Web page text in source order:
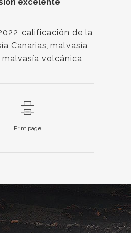
, calificación de la
Canarias, malvasía
malvasía volcánica
Print page